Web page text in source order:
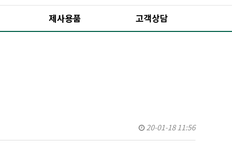
제사용품 고객상담
20-01-18 11:56